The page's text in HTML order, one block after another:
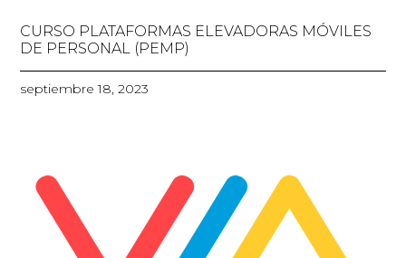
CURSO PLATAFORMAS ELEVADORAS MÓVILES
DE PERSONAL (PEMP)
septiembre 18, 2023